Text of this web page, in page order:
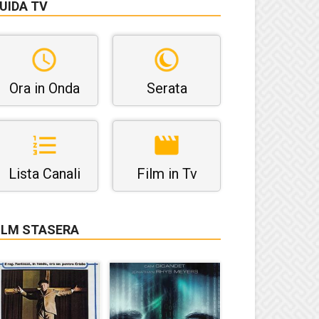
TV
Ora in Onda Serata
Lista Canali Film in Tv
STASERA